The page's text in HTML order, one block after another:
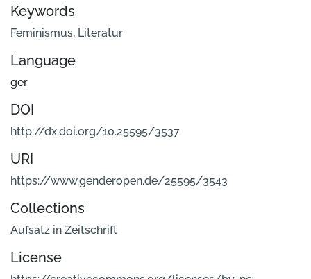
Keywords
Feminismus, Literatur
Language
ger
DOI
http://dx.doi.org/10.25595/3537
URI
https://www.genderopen.de/25595/3543
Collections
Aufsatz in Zeitschrift
License